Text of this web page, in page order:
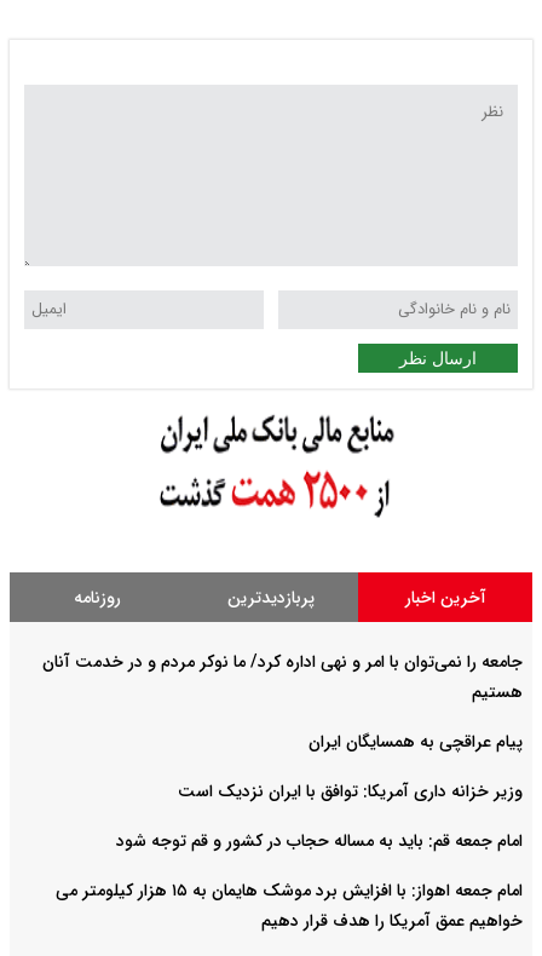
ارسال نظر
آخرین اخبار پربازدیدترین روزنامه
جامعه را نمی‌توان با امر و نهی اداره کرد/ ما نوکر مردم و در خدمت آنان
هستیم
پیام عراقچی به همسایگان ایران
وزیر خزانه داری آمریکا: توافق با ایران نزدیک است
امام جمعه قم: باید به مساله حجاب در کشور و قم توجه شود
امام‌ جمعه اهواز: با افزایش برد موشک هایمان به ۱۵ هزار کیلومتر می
خواهیم عمق آمریکا را هدف قرار دهیم